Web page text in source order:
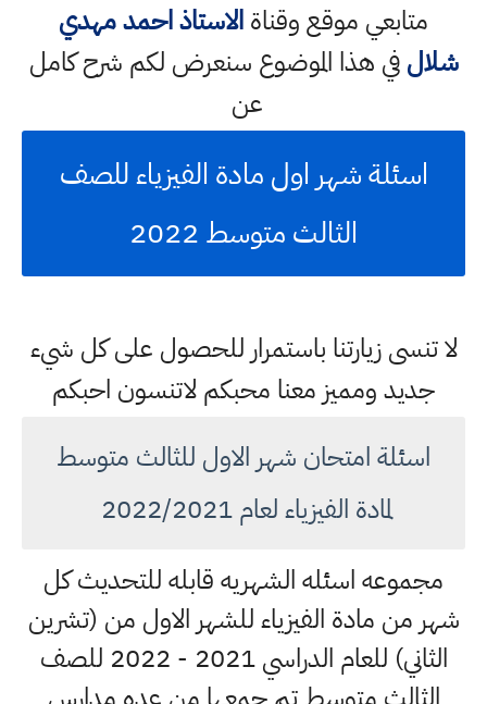
متابعي موقع وقناةالاستاذ احمد مهدي
شلالفي هذا الموضوع سنعرض لكم شرح كامل
عن
اسئلة شهر اول مادة الفيزياء للصف
الثالث متوسط 2022
لا تنسى زيارتنا باستمرار للحصول على كل شيء
جديد ومميز معنا محبكم لاتنسون احبكم
اسئلة امتحان شهر الاول للثالث متوسط
لمادة الفيزياء لعام 2022/2021
مجموعه اسئله الشهريه قابله للتحديث كل
شهر من مادة الفيزياء للشهر الاول من (تشرين
الثاني) للعام الدراسي 2021 - 2022 للصف